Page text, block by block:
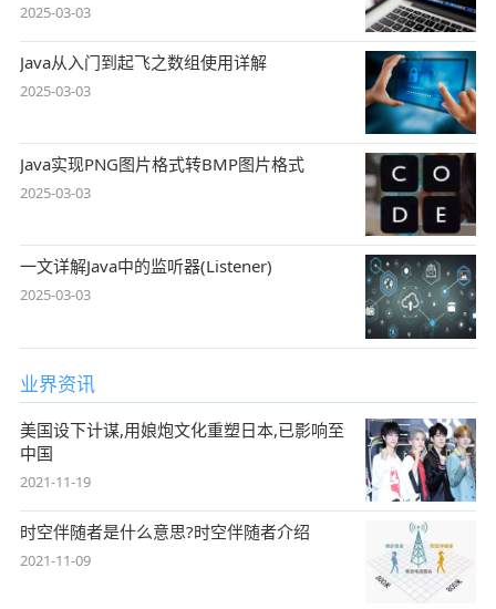
2025-03-03
Java从入门到起飞之数组使用详解
2025-03-03
Java实现PNG图片格式转BMP图片格式
2025-03-03
一文详解Java中的监听器(Listener)
2025-03-03
业界资讯
美国设下计谋,用娘炮文化重塑日本,已影响至
中国
2021-11-19
时空伴随者是什么意思?时空伴随者介绍
2021-11-09